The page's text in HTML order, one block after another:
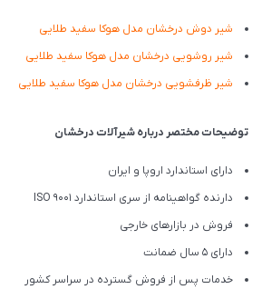
شیر دوش درخشان مدل هوکا سفید طلایی
شیر روشویی درخشان مدل هوکا سفید طلایی
شیر ظرفشویی درخشان مدل هوکا سفید طلایی
توضیحات مختصر درباره شیرآلات درخشان
دارای استاندارد اروپا و ایران
دارنده گواهینامه از سری استاندارد ISO 9001
فروش در بازارهای خارجی
دارای 5 سال ضمانت
خدمات پس از فروش گسترده در سراسر کشور